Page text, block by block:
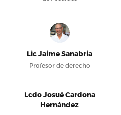
Lic Jaime Sanabria
Profesor de derecho
Lcdo Josué Cardona
Hernández